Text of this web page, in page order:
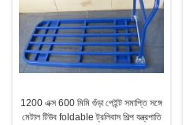
1200 এক্স 600 মিমি গুঁড়া পেইন্ট সমাপ্তি সঙ্গে
মেটাল টিউব foldable ট্রলিবাস শিল্প যন্ত্রপাতি